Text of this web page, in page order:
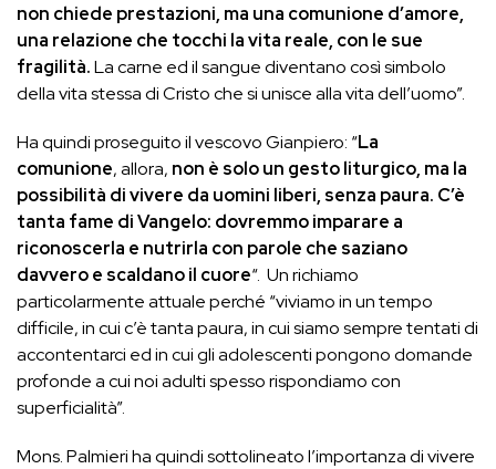
non chiede prestazioni, ma una comunione d’amore,
una relazione che tocchi la vita reale, con le sue
fragilità.La carne ed il sangue diventano così simbolo
della vita stessa di Cristo che si unisce alla vita dell’uomo”.
Ha quindi proseguito il vescovo Gianpiero: “La
comunione, allora, non è solo un gesto liturgico, ma la
possibilità di vivere da uomini liberi, senza paura. C’è
tanta fame di Vangelo: dovremmo imparare a
riconoscerla e nutrirla con parole che saziano
davvero e scaldano il cuore“. Un richiamo
particolarmente attuale perché “viviamo in un tempo
difficile, in cui c’è tanta paura, in cui siamo sempre tentati di
accontentarci ed in cui gli adolescenti pongono domande
profonde a cui noi adulti spesso rispondiamo con
superficialità”.
Mons. Palmieri ha quindi sottolineato l’importanza di vivere